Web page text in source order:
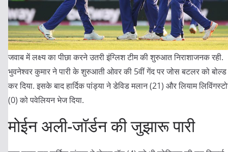
जवाब में लक्ष्य का पीछा करने उतरी इंग्लिश टीम की शुरुआत निराशाजनक रही.
भुवनेश्वर कुमार ने पारी के शुरुआती ओवर की 5वीं गेंद पर जोस बटलर को बोल्ड
कर दिया. इसके बाद हार्दिक पांड्या ने डेविड मलान (21) और लियाम
(0) को पवेलियन भेज दिया.
मोईन अली-जॉर्डन की जुझारू पारी